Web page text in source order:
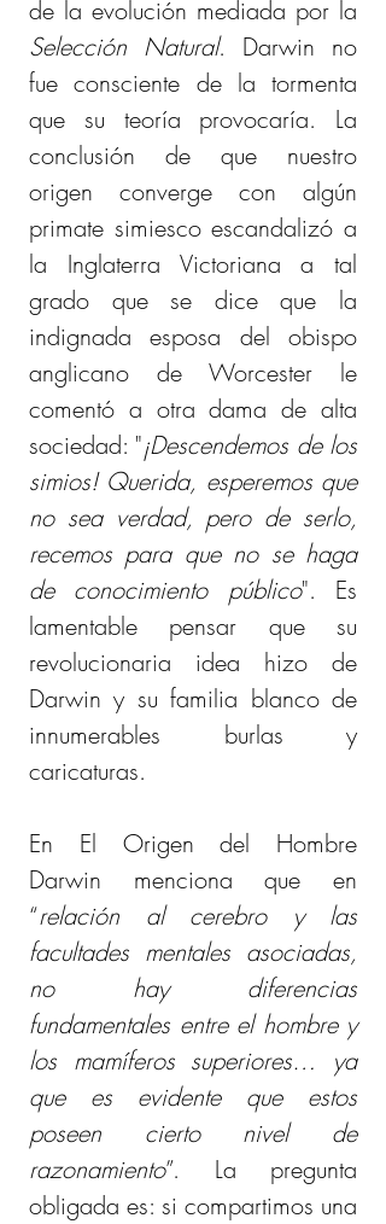
Selección Natural. Darwin no
fue consciente de la tormenta
que su teoría provocaría. La
conclusión de que nuestro
origen converge con algún
primate simiesco escandalizó a
la Inglaterra Victoriana a tal
grado que se dice que la
indignada esposa del obispo
anglicano de Worcester le
comentó a otra dama de alta
sociedad: "¡Descendemos de los
simios! Querida, esperemos que
no sea verdad, pero de serlo,
recemos para que no se haga
de conocimiento público". Es
lamentable pensar que su
revolucionaria idea hizo de
Darwin y su familia blanco de
innumerables burlas y
caricaturas.
En El Origen del Hombre
Darwin menciona que en
“relación al cerebro y las
facultades mentales asociadas,
no hay diferencias
fundamentales entre el hombre y
los mamíferos superiores… ya
que es evidente que estos
poseen cierto nivel de
razonamiento”. La pregunta
obligada es: si compartimos una